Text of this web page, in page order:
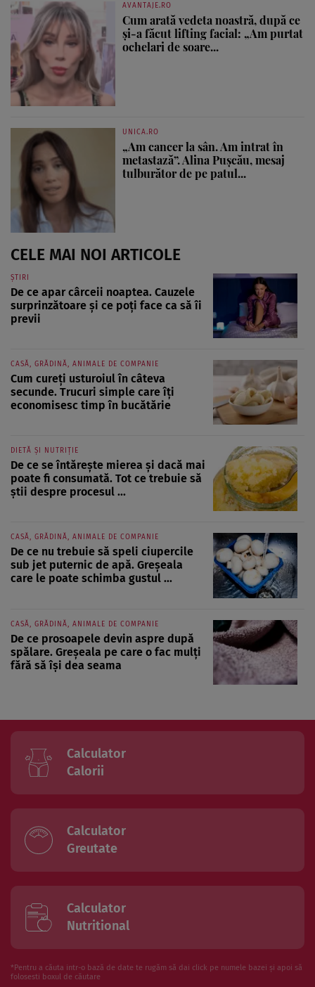
AVANTAJE.RO
Cum arată vedeta noastră, după ce
și-a făcut lifting facial: „Am purtat
ochelari de soare...
UNICA.RO
„Am cancer la sân. Am intrat în
metastază”. Alina Pușcău, mesaj
tulburător de pe patul...
CELE MAI NOI ARTICOLE
ȘTIRI
De ce apar cârceii noaptea. Cauzele
surprinzătoare și ce poți face ca să îi
previi
CASĂ, GRĂDINĂ, ANIMALE DE COMPANIE
Cum cureți usturoiul în câteva
secunde. Trucuri simple care îți
economisesc timp în bucătărie
DIETĂ ȘI NUTRIȚIE
De ce se întărește mierea și dacă mai
poate fi consumată. Tot ce trebuie să
știi despre procesul ...
CASĂ, GRĂDINĂ, ANIMALE DE COMPANIE
De ce nu trebuie să speli ciupercile
sub jet puternic de apă. Greșeala
care le poate schimba gustul ...
CASĂ, GRĂDINĂ, ANIMALE DE COMPANIE
De ce prosoapele devin aspre după
spălare. Greșeala pe care o fac mulți
fără să își dea seama
Calculator
Calorii
Calculator
Greutate
Calculator
Nutritional
*Pentru a căuta intr-o bază de date te rugăm să dai click pe numele bazei și apoi să
folosesti boxul de căutare